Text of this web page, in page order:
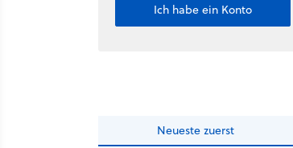
Ich habe ein Konto
Neueste zuerst